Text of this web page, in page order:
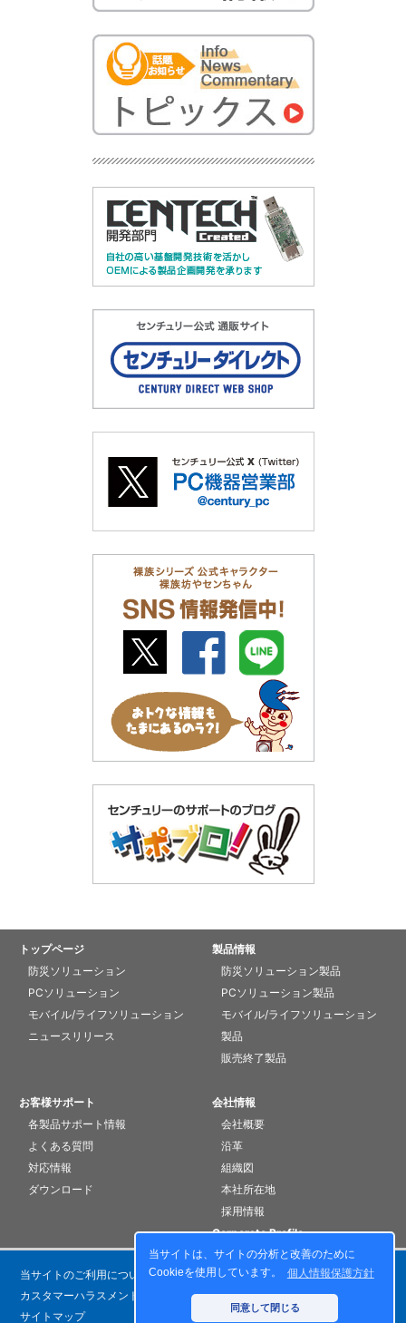
当サイトは、サイトの分析と改善のために
Cookieを使用しています。
個人情報保護方針
同意して閉じる
トップページ
防災ソリューション
PCソリューション
モバイル/ライフソリューション
ニュースリリース
製品情報
防災ソリューション製品
PCソリューション製品
モバイル/ライフソリューション
製品
販売終了製品
お客様サポート
各製品サポート情報
よくある質問
対応情報
ダウンロード
会社情報
会社概要
沿革
組織図
本社所在地
採用情報
Corporate Profile
当サイトのご利用について
個人情報保護方針
カスタマーハラスメントに対する基本方針
お問い合わせ
サイトマップ